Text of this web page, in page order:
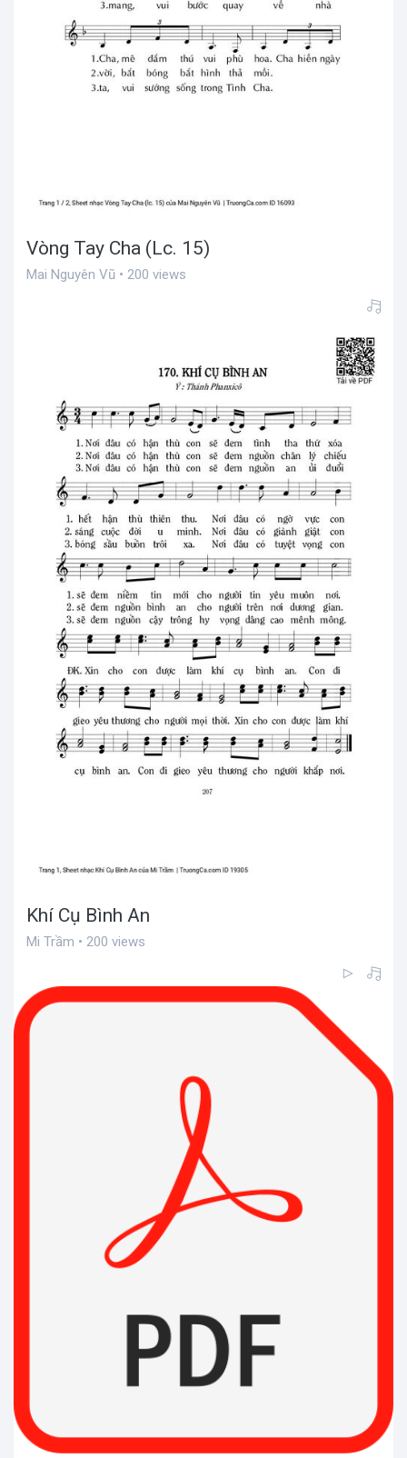
Vòng Tay Cha (Lc. 15)
Mai Nguyên Vũ • 200 views
Khí Cụ Bình An
Mi Trầm • 200 views